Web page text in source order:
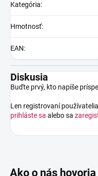
Kategória:
Hmotnosť:
EAN:
Diskusia
Buďte prvý, kto napíše
Len registrovaní
prihláste sa alebo sa